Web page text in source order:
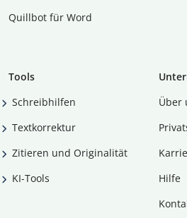
Quillbot für Word
Tools
Schreibhilfen
Textkorrektur
Zitieren und Originalität
KI-Tools
Über
Hilfe